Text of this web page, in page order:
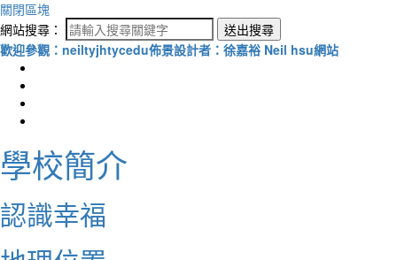
關閉區塊
網站搜尋：
送出搜尋
歡迎參觀：neiltyjhtycedu佈景設計者：徐嘉裕 Neil hsu網站
學校簡介
認識幸福